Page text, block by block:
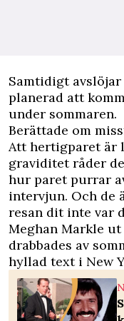
Samtidigt
planerad att
under sommaren.
Berättade om
Att hertigparet är
graviditet råder
hur paret purrar
intervjun. Och de
resan dit inte var
Meghan Markle
drabbades av
hyllad text i New